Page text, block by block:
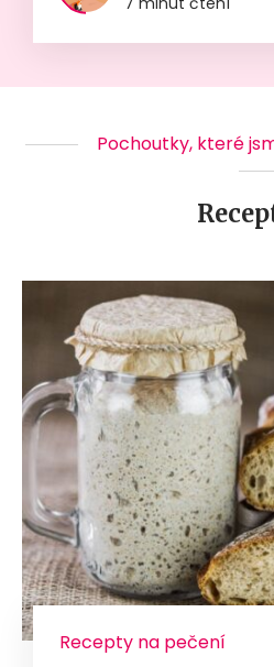
Pochoutky, které
Recepty na pečení